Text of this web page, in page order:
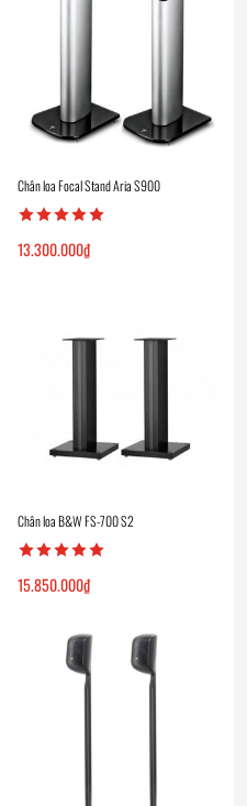
Chân loa Focal Stand Aria S900
13.300.000₫
Chân loa B&W FS-700 S2
15.850.000₫